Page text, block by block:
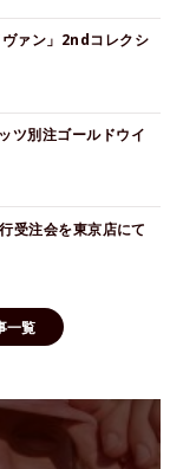
ァン」2ndコレクシ
ツ別注ゴールドウイ
受注会を東京店にて
一覧